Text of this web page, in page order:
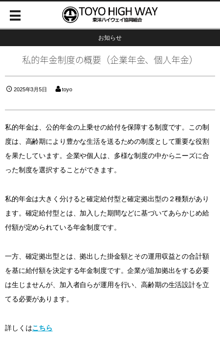
お知らせ
私的年金制度の概要（企業年金、個人年金）
2025年3月5日 toyo
私的年金は、公的年金の上乗せの給付を保障する制度です。この制
度は、高齢期により豊かな生活を送るための制度として重要な役割
を果たしています。企業や個人は、多様な制度の中からニーズに合
った制度を選択することができます。
私的年金は大きく分けると確定給付型と確定拠出型の２種類があり
ます。確定給付型とは、加入した期間などに基づいてあらかじめ給
付額が定められている年金制度です。
一方、確定拠出型とは、拠出した掛金額とその運用収益との合計額
を基に給付額を決定する年金制度です。企業が追加拠出をする必要
は生じませんが、加入者自らが運用を行い、高齢期の生活設計を立
てる必要があります。
詳しくはこちら